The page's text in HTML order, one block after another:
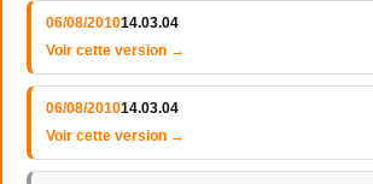
06/08/201014.03.04
Voir cette version →
06/08/201014.03.04
Voir cette version →